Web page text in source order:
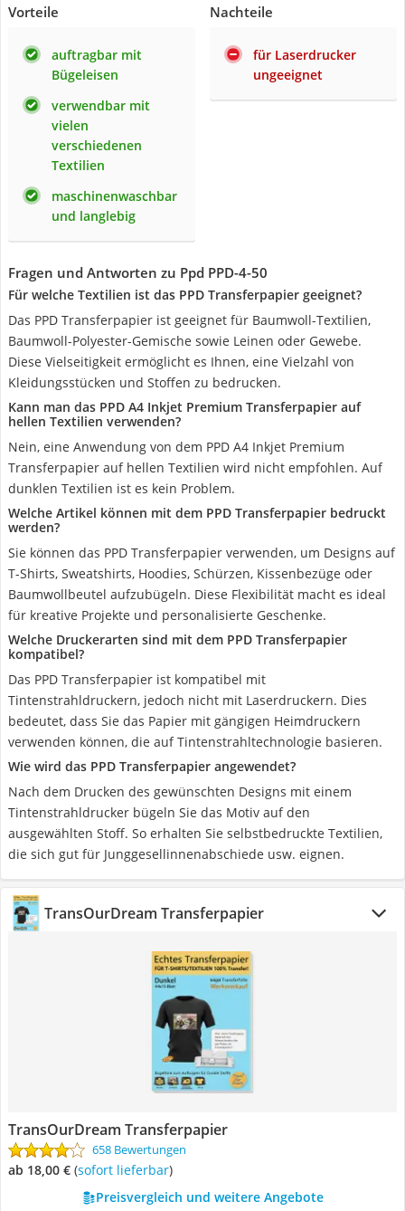
Vorteile
auftragbar mit
Bügeleisen
verwendbar mit
vielen
verschiedenen
Textilien
maschinenwaschbar
und langlebig
Nachteile
für Laserdrucker
ungeeignet
Fragen und Antworten zu Ppd ‎PPD-4-50
Für welche Textilien ist das PPD Transferpapier geeignet?
Das PPD Transferpapier ist geeignet für Baumwoll-Textilien,
Baumwoll-Polyester-Gemische sowie Leinen oder Gewebe.
Diese Vielseitigkeit ermöglicht es Ihnen, eine Vielzahl von
Kleidungsstücken und Stoffen zu bedrucken.
Kann man das PPD A4 Inkjet Premium Transferpapier auf
hellen Textilien verwenden?
Nein, eine Anwendung von dem PPD A4 Inkjet Premium
Transferpapier auf hellen Textilien wird nicht empfohlen. Auf
dunklen Textilien ist es kein Problem.
Welche Artikel können mit dem PPD Transferpapier bedruckt
werden?
Sie können das PPD Transferpapier verwenden, um Designs auf
T-Shirts, Sweatshirts, Hoodies, Schürzen, Kissenbezüge oder
Baumwollbeutel aufzubügeln. Diese Flexibilität macht es ideal
für kreative Projekte und personalisierte Geschenke.
Welche Druckerarten sind mit dem PPD Transferpapier
kompatibel?
Das PPD Transferpapier ist kompatibel mit
Tintenstrahldruckern, jedoch nicht mit Laserdruckern. Dies
bedeutet, dass Sie das Papier mit gängigen Heimdruckern
verwenden können, die auf Tintenstrahltechnologie basieren.
Wie wird das PPD Transferpapier angewendet?
Nach dem Drucken des gewünschten Designs mit einem
Tintenstrahldrucker bügeln Sie das Motiv auf den
ausgewählten Stoff. So erhalten Sie selbstbedruckte Textilien,
die sich gut für Junggesellinnenabschiede usw. eignen.
TransOurDream Transferpapier
TransOurDream Transferpapier
658 Bewertungen
ab 18,00 € ( Sofort lieferbar)
Preisvergleich und weitere Angebote